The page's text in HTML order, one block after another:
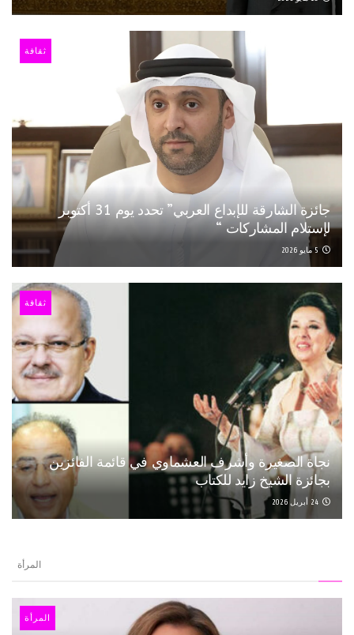
ثقافة
جائزة الشارقة للإبداع العربي” تحدد يوم 31 أكتوبر
لإستلام المشاركات “
ثقافة
نجاة الصغيرة وأشرف العشماوي في قائمة الفائزين
بجائزة الشيخ زايد للكتاب
المرأة
المرأة